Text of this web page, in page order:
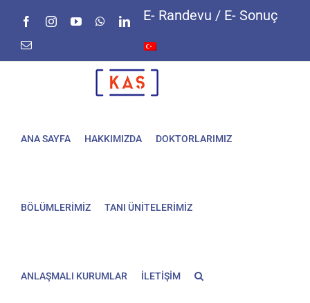
FacebookInstagramYouTubeWhatsAppLinkedIn
E-
E- Randevu / E- Sonuç
ANA SAYFA HAKKIMIZDA DOKTORLARIMIZ
BÖLÜMLERİMİZ TANI ÜNİTELERİMİZ
ANLAŞMALI KURUMLAR İLETİŞİM